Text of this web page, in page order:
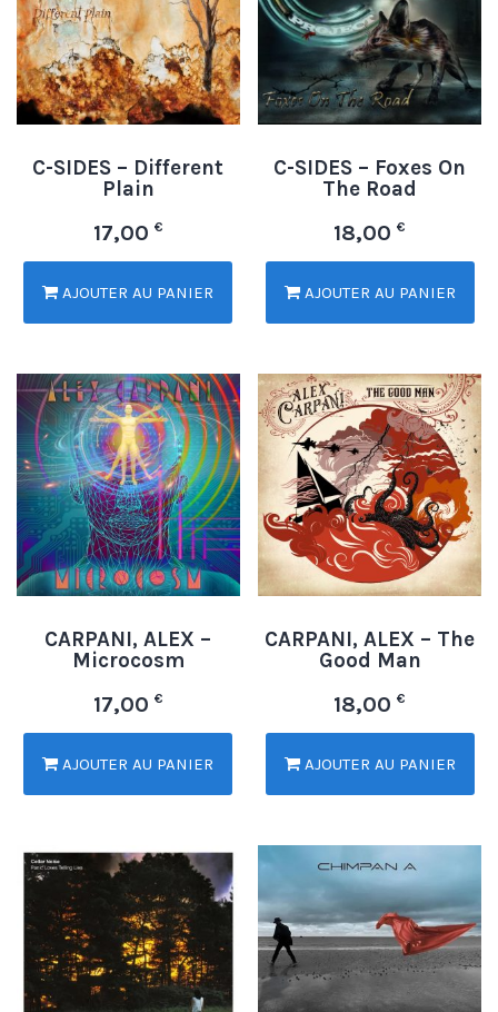
C-SIDES – Different
Plain
17,00 €
AJOUTER AU PANIER
C-SIDES – Foxes On
The Road
18,00€
AJOUTER AU PANIER
CARPANI, ALEX –
Microcosm
17,00 €
AJOUTER AU PANIER
CARPANI, ALEX – The
Good Man
18,00€
AJOUTER AU PANIER